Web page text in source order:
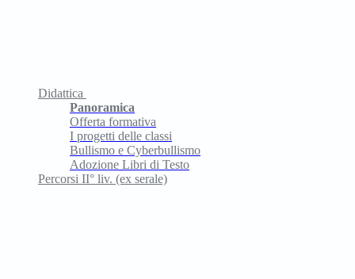
Didattica
Panoramica
Offerta formativa
I progetti delle classi
Bullismo e Cyberbullismo
Adozione Libri di Testo
Percorsi II° liv. (ex serale)